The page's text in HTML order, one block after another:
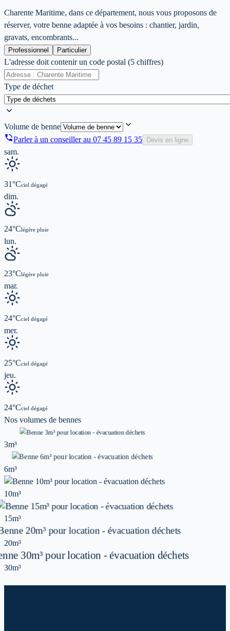
Charente Maritime, dans ce département, nous vous proposons de
réserver, votre benne adaptée à vos besoins : chantier, jardin,
gravats, encombrants...
Professionnel Particulier
L'adresse doit contenir un code postal (5 chiffres)
Type de déchet
Volume de benne
Parler à un conseiller au 07 45 89 15 35 Devis en ligne
sam.
31°Cciel dégagé
dim.
24°Clégère pluie
lun.
23°Clégère pluie
mar.
24°Cciel dégagé
mer.
25°Cciel dégagé
jeu.
24°Cciel dégagé
Nos volumes de bennes
3m³
6m³
10m³
15m³
20m³
30m³